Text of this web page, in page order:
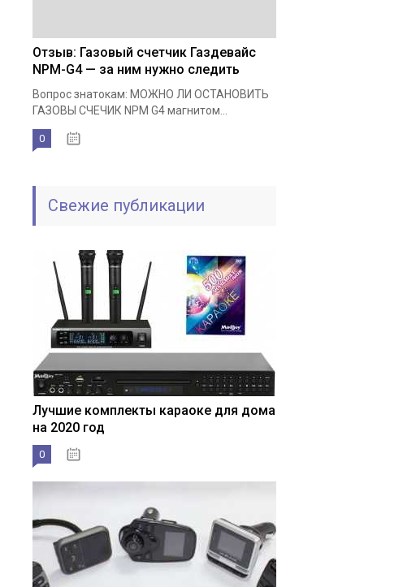
Отзыв: Газовый счетчик Газдевайс
NPM-G4 — за ним нужно следить
Вопрос знатокам: МОЖНО ЛИ ОСТАНОВИТЬ
ГАЗОВЫ СЧЕЧИК NPM G4 магнитом...
0
Свежие публикации
Лучшие комплекты караоке для дома
на 2020 год
0